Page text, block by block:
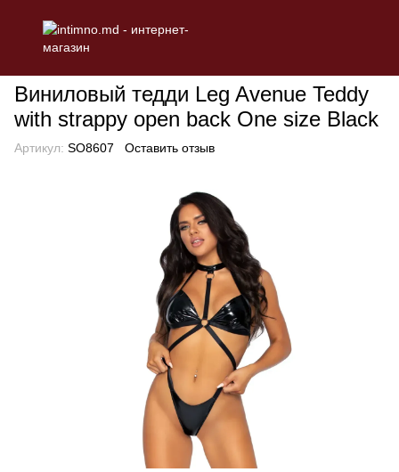
Виниловый тедди Leg Avenue Teddy
with strappy open back One size Black
Артикул: SO8607 Оставить отзыв